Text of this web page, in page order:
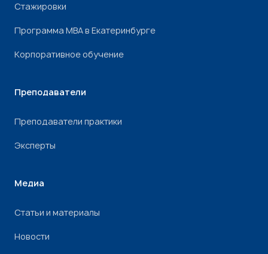
Стажировки
Программа МВА в Екатеринбурге
Корпоративное обучение
Преподаватели
Преподаватели практики
Эксперты
Медиа
Статьи и материалы
Новости